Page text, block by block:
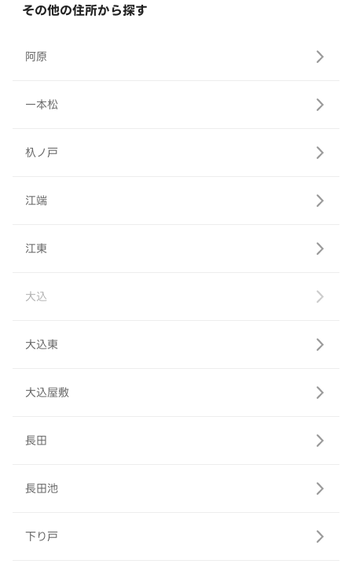
その他の住所から探す
阿原
一本松
杁ノ戸
江端
江東
大込
大込東
大込屋敷
長田
長田池
下り戸